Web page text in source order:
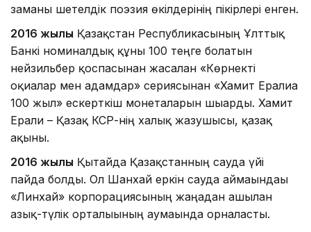
заманғы шетелдік поэзия өкілдерінің пікірлері енген.
2016 жылы Қазақстан Республикасының Ұлттық
Банкі номиналдық құны 100 теңге болатын
нейзильбер қоспасынан жасалған «Көрнекті
оқиғалар мен адамдар» сериясынан «Хамит Ерғалиға
100 жыл» ескерткіш монеталарын шығарды. Хамит
Ерғали – Қазақ КСР-нің халық жазушысы, қазақ
ақыны.
2016 жылы Қытайда Қазақстанның сауда үйі
пайда болды. Ол Шанхай еркін сауда аймағындағы
«Линхай» корпорациясының жаңадан ашылған
азық-түлік орталығының аумағында орналасты.